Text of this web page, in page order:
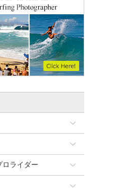
ライダー